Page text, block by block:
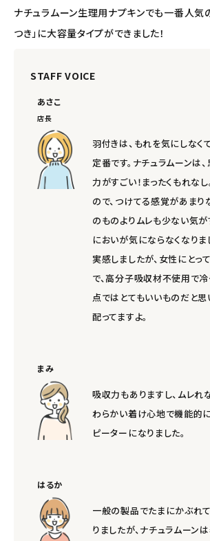
アカウント情報
ようこそ ゲスト 様
ナチュラムーン生理用ナプキンでも一番人気
つき」に大容量タイプができました！
STAFF VOICE
あさこ
店長
羽付きは、もれを気にしなく
定番です。ナチュラムーンは
力がすごい！まったくもれな
ので、つけてる感覚があまり
のものよりムレも少ない気
においが気にならなくなりま
実感しましたが、女性にとっ
で、高分子吸収材不使用で
点ではとてもいいものだと思
配ってますよ。
まみ
吸収力もありますし、ムレれ
わらかい着け心地で機能的
ピーターになりました。
はるか
一般の製品でたまにかぶれ
りましたが、ナチュラムーン